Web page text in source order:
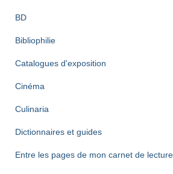
BD
Bibliophilie
Catalogues d'exposition
Cinéma
Culinaria
Dictionnaires et guides
Entre les pages de mon carnet de lecture